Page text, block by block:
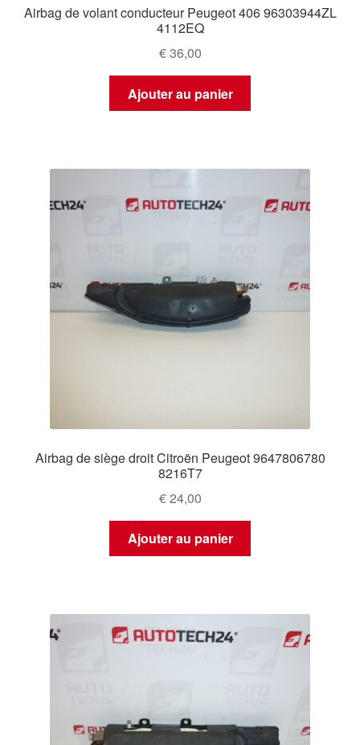
Airbag de volant conducteur Peugeot 406 96303944ZL
4112EQ
€36,00
Ajouter au panier
Airbag de siège droit Citroën Peugeot 9647806780
8216T7
€24,00
Ajouter au panier